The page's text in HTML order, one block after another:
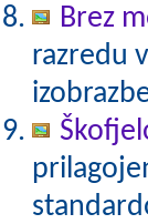
Brez
razredu